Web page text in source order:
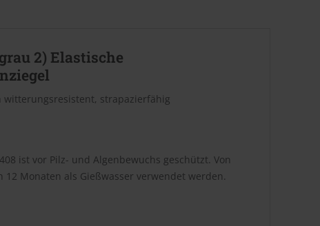
2) Elastische
witterungsresistent, strapazierfähig
ist vor Pilz- und Algenbewuchs geschützt. Von
Mona­ten als Gießwasser verwendet werden.